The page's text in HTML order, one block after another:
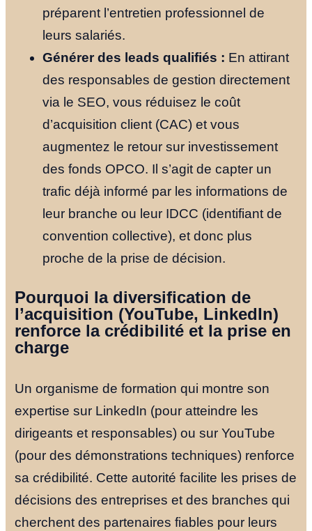
préparent l’entretien professionnel de
leurs salariés.
Générer des leads qualifiés : En attirant
des responsables de gestion directement
via le SEO, vous réduisez le coût
d’acquisition client (CAC) et vous
augmentez le retour sur investissement
des fonds OPCO. Il s’agit de capter un
trafic déjà informé par les informations de
leur branche ou leur IDCC (identifiant de
convention collective), et donc plus
proche de la prise de décision.
Pourquoi la diversification de
l’acquisition (YouTube, LinkedIn)
renforce la crédibilité et la prise en
charge
Un organisme de formation qui montre son
expertise sur LinkedIn (pour atteindre les
dirigeants et responsables) ou sur YouTube
(pour des démonstrations techniques) renforce
sa crédibilité. Cette autorité facilite les prises de
décisions des entreprises et des branches qui
cherchent des partenaires fiables pour leurs